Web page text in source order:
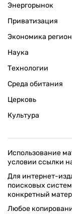
Энергорынок
Приватизация
Экономика
Наука
Технологии
Среда обитания
Церковь
Культура
Использование
условии ссылки
Для интернет-
поисковых
конкретный
Любое